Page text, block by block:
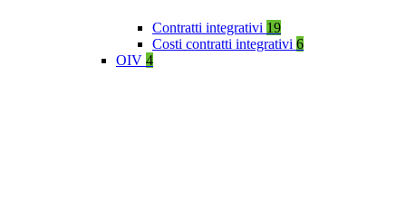
Contratti integrativi 19
Costi contratti integrativi 6
OIV 4